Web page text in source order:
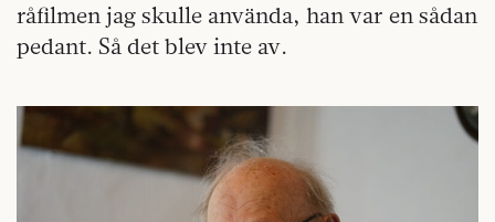
råfilmen jag skulle använda, han var en sådan
pedant. Så det blev inte av.